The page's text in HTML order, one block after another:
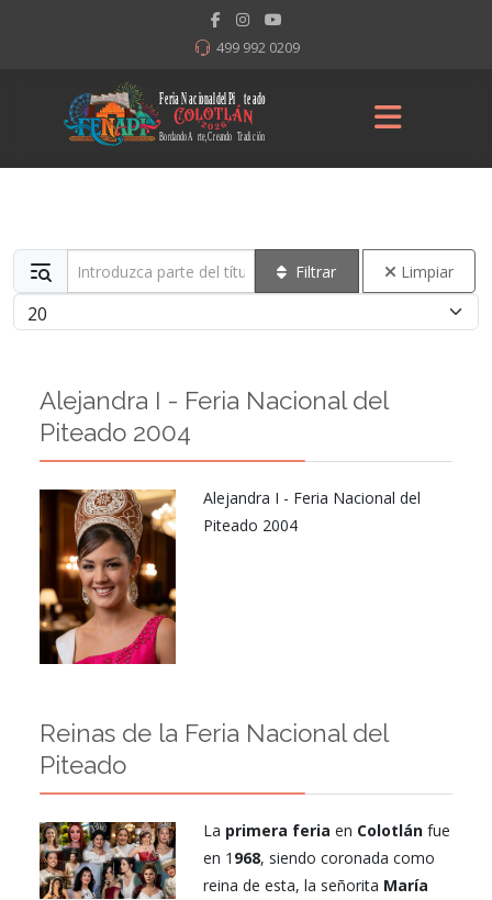
499 992 0209
Introduzca parte del título Filtrar
Limpiar
Cantidad a mostrar
Alejandra I - Feria Nacional del
Piteado 2004
Alejandra I - Feria Nacional del
Piteado 2004
Reinas de la Feria Nacional del
Piteado
La primera feria en Colotlán fue
en 1 968, siendo coronada como
reina de esta, la señorita María